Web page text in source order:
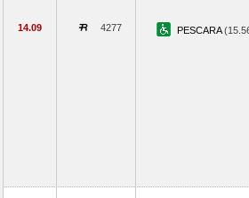
14.09 4277 PESCARA